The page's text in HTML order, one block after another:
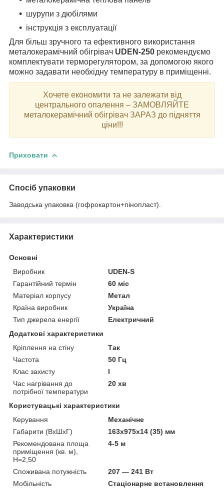
шурупи з дюбілями
інструкція з експлуатації
Для більш зручного та ефективного використання
металокерамічний обігрівач UDEN-250 рекомендуємо
комплектувати терморегулятором, за допомогою якого
можно задавати необхідну температуру в приміщенні.
Хочете економити та не залежати від
центрального опалення – ЗАМОВЛЯЙТЕ
металокерамічний обігрівач ЗАРАЗ до підняття
ціни!!!
Приховати
Спосіб упаковки
Заводська упаковка (гофрокартон+пінопласт).
Характеристики
Основні
Виробник
UDEN-S
Гарантійний термін
60 міс
Матеріал корпусу
Метал
Країна виробник
Україна
Тип джерела енергії
Електричний
Додаткові характеристики
Кріплення на стіну
Так
Частота
50 Гц
Клас захисту
I
Час нагрівання до
потрібної температури
20 хв
Користувацькi характеристики
Керування
Механічне
Габарити (ВхШхГ)
163х975х14 (35) мм
Рекомендована площа
приміщення (кв. м),
H=2,50
4-5 м
Споживана потужність
207 — 241 Вт
Мобільність
Стаціонарне встановлення